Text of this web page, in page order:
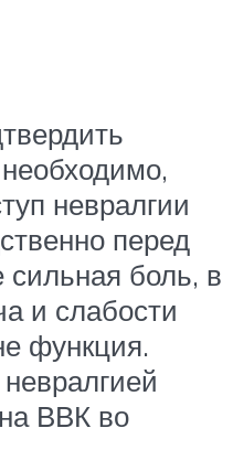
невралгии
перед
боль, в
и слабости
функция.
ВВК во